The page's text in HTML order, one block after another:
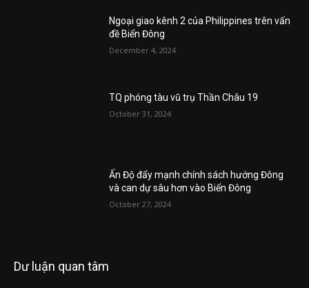
Ngoại giao kênh 2 của Philippines trên vấn
đề Biển Đông
December 4, 2024
TQ phóng tàu vũ trụ Thần Châu 19
October 31, 2024
Ấn Độ đẩy mạnh chính sách hướng Đông
và can dự sâu hơn vào Biển Đông
October 27, 2024
Dư luận quan tâm